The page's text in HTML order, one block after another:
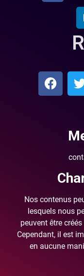
Nos contenus
lesquels nous
peuvent être
Cependant, il est
en aucune